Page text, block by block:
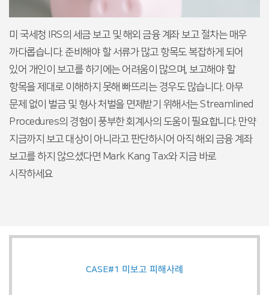
미 국세청 IRS의 세금 보고 및 해외 금융 계좌 보고 절차는 매우
까다롭습니다. 준비해야 할 서류가 많고 항목도 복잡하게 되어
있어 개인이 보고를 하기에는 어려움이 많으며, 보고해야 할
항목을 제대로 이해하지 못해 빠뜨리는 경우도 많습니다. 아무
문제 없이 벌금 및 형사 처벌을 면제받기 위해서는 Streamlined
Procedures의 경험이 풍부한 회계사의 도움이 필요합니다. 만약
지금까지 보고 대상이 아니라고 판단하시어 아직 해외 금융 계좌
보고를 하지 않으셨다면 Mark Kang Tax와 지금 바로
시작하세요
CASE#1 미보고 피해사례